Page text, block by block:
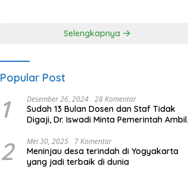
Selengkapnya
Popular Post
1 Desember 26, 2024 28 Komentar
Sudah 13 Bulan Dosen dan Staf Tidak
Digaji, Dr. Iswadi Minta Pemerintah Ambil
2 Mei 30, 2025 7 Komentar
Meninjau desa terindah di Yogyakarta
yang jadi terbaik di dunia